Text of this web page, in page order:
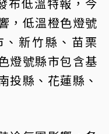
，低溫橙色燈號
新竹縣、苗栗
燈號縣市包含基
投縣、花蓮縣、